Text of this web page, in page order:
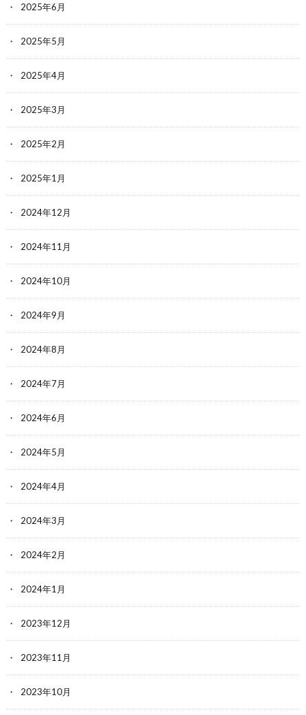
2025年6月
2025年5月
2025年4月
2025年3月
2025年2月
2025年1月
2024年12月
2024年11月
2024年10月
2024年9月
2024年8月
2024年7月
2024年6月
2024年5月
2024年4月
2024年3月
2024年2月
2024年1月
2023年12月
2023年11月
2023年10月